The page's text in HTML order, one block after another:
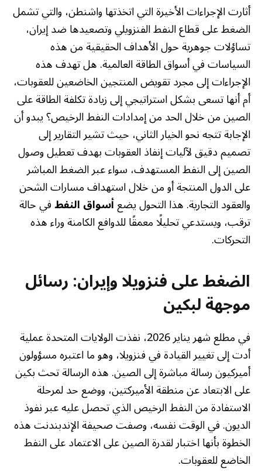
أثارت الإجراءات الأخيرة التي اتخذتها واشنطن، والتي تشمل
الضغط على قطاع النفط الفنزويلي وتصعيدها ضد إيران،
تساؤلات جوهرية حول الأهداف الحقيقية من هذه
السياسات في أسواق الطاقة العالمية. هل تهدف هذه
الإجراءات إلى مجرد تقويض المنتجين الخاضعين للعقوبات،
أم أنها تسعى بشكل استراتيجي إلى زيادة تكلفة الطاقة على
الصين من خلال الحد من إمدادات النفط الرخيص؟ يبدو أن
الإجابة تتجه نحو الخيار الثاني، حيث تشير التقارير إلى
تصميم دقيق لآليات إنفاذ العقوبات بهدف تعطيل وصول
الصين إلى النفط المستهدف، سواء عبر الضغط المباشر
على الدول المنتجة أو من خلال استهداف مسارات الشحن
والعقود التجارية. هذا التحول يضعأسواق النفطفي حالة
ترقب، ويستدعي تحليلًا معمقًا للدوافع الكامنة وراء هذه
التحركات.
الضغط على فنزويلا وإيران: رسائل
موجهة لبكين
في مطلع شهر يناير 2026، نفذت الولايات المتحدة عملية
أدت إلى تغيير القيادة في فنزويلا، وهو ما اعتبره مسؤولون
أميركيون رسالة مباشرة إلى الصين. هذه الرسالة تحث بكين
على الابتعاد عن منطقة الأميركتين، ووضع حد لمرحلة
الاستفادة من النفط الرخيص الذي تحصل عليه عبر نفوذ
الديون. في الوقت نفسه، وصفت صحيفة الإندبندنت هذه
الخطوة بأنها اختبار لقدرة الصين على الاعتماد على النفط
الخاضع للعقوبات.